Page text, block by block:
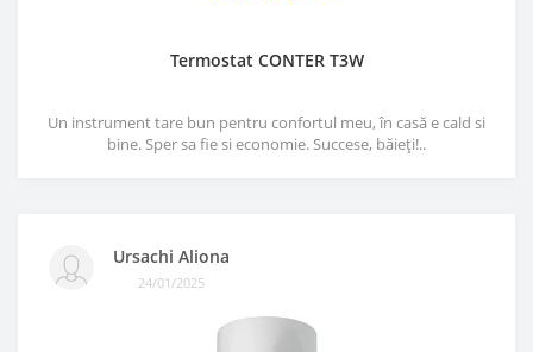
Termostat CONTER T3W
Un instrument tare bun pentru confortul meu, în casă e cald si
bine. Sper sa fie si economie. Succese, băieți!..
Ursachi Aliona
24/01/2025